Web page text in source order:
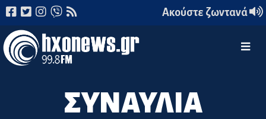
Ακούστε ζωντανά
ΣΥΝΑΥΛΙΑ